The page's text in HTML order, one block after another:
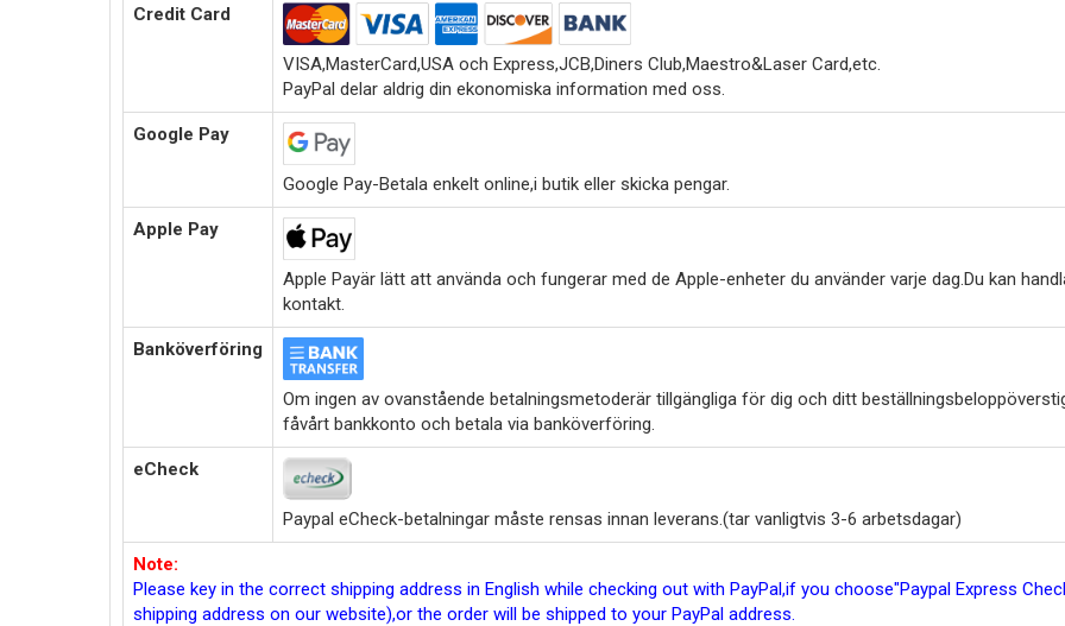
Credit Card
VISA,MasterCard,USA och Express,JCB,Diners Club,Maestro&Laser Card,etc.
PayPal delar aldrig din ekonomiska information med oss.
Google Pay
Google Pay-Betala enkelt online,i butik eller skicka pengar.
Apple Pay
Apple Payär lätt att använda och fungerar med de Apple-enheter du använder varje dag.Du kan
kontakt.
Banköverföring
Om ingen av ovanstående betalningsmetoderär tillgängliga för dig och ditt
fåvårt bankkonto och betala via banköverföring.
eCheck
Paypal eCheck-betalningar måste rensas innan leverans.(tar vanligtvis 3-6 arbetsdagar)
Note:
Please key in the correct shipping address in English while checking out with PayPal,if you choose"Paypal Express
shipping address on our website),or the order will be shipped to your PayPal address.